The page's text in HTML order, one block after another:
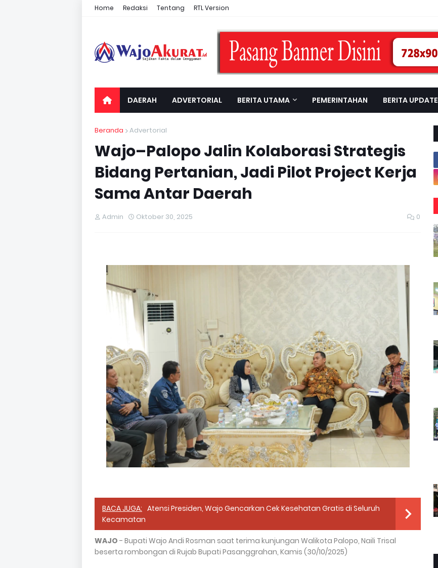
Home Redaksi Tentang RTL Version
DAERAH ADVERTORIAL BERITA UTAMA PEMERINTAHAN BERITA UPDATE
Beranda Advertorial
Wajo–Palopo Jalin Kolaborasi Strategis
Bidang Pertanian, Jadi Pilot Project Kerja
Sama Antar Daerah
Admin Oktober 30, 2025 0
BACA JUGA: Atensi Presiden, Wajo Gencarkan Cek Kesehatan Gratis di Seluruh
Kecamatan
WAJO - Bupati Wajo Andi Rosman saat terima kunjungan Walikota Palopo, Naili Trisal
beserta rombongan di Rujab Bupati Pasanggrahan, Kamis (30/10/2025)